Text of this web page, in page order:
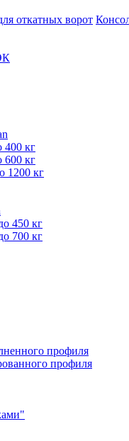
откатных ворот
400 кг
600 кг
1200 кг
450 кг
700 кг
профиля
профиля